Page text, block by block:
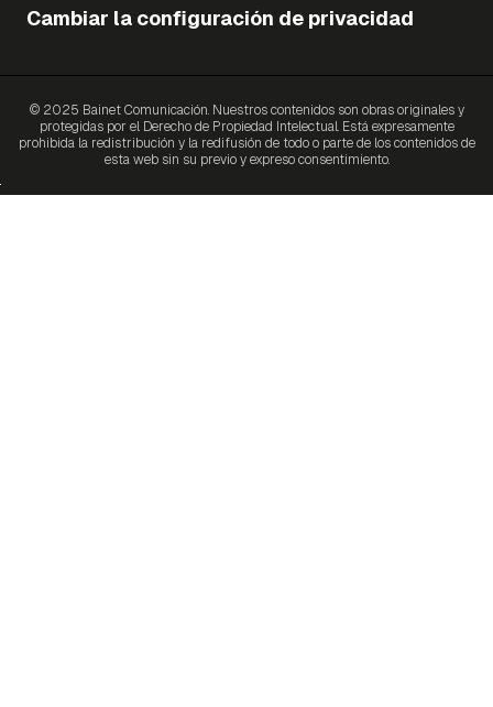
Cambiar la configuración de privacidad
© 2025 Bainet Comunicación. Nuestros contenidos son obras originales y
protegidas por el Derecho de Propiedad Intelectual. Está expresamente
prohibida la redistribución y la redifusión de todo o parte de los contenidos de
esta web sin su previo y expreso consentimiento.